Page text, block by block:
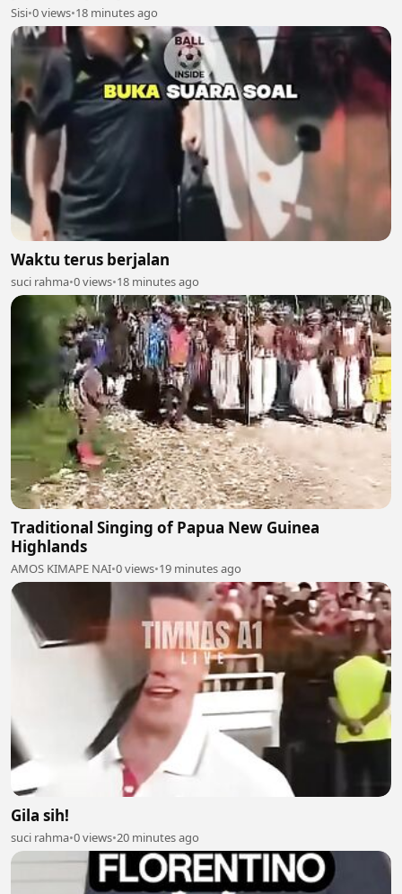
Sisi•0 views•18 minutes ago
Waktu terus berjalan
suci rahma•0 views•18 minutes ago
Traditional Singing of Papua New Guinea
Highlands
AMOS KIMAPE NAI•0 views•19 minutes ago
Gila sih!
suci rahma•0 views•20 minutes ago